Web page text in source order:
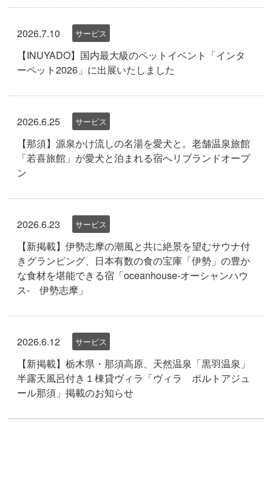
2026.7.10 サービス
【INUYADO】国内最大級のペットイベント「インタ
ーペット2026」に出展いたしました
2026.6.25 サービス
【那須】源泉かけ流しの名湯を愛犬と。老舗温泉旅館
「若喜旅館」が愛犬と泊まれる宿へリブランドオープ
ン
2026.6.23 サービス
【新掲載】伊勢志摩の潮風と共に絶景を望むサウナ付
きグランピング、日本有数の食の宝庫「伊勢」の豊か
な食材を堪能できる宿「oceanhouse-オーシャンハウ
ス- 伊勢志摩」
2026.6.12 サービス
【新掲載】栃木県・那須高原、天然温泉「黒羽温泉」
半露天風呂付き１棟貸ヴィラ「ヴィラ ポルトアジュ
ール那須」掲載のお知らせ